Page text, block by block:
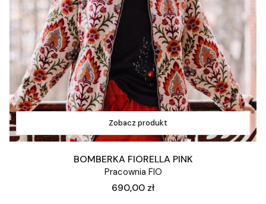
Zobacz produkt
BOMBERKA FIORELLA PINK
Pracownia FIO
Cena
690,00 zł